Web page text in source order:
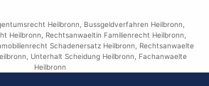
Heilbronn Bussgeldverfahren Heilbronn
Heilbronn
Rechtsanwaeltin Familienrecht Heilbronn
Schadenersatz Heilbronn
Rechtsanwaelte
Unterhalt Scheidung Heilbronn
Fachanwaelte
Heilbronn